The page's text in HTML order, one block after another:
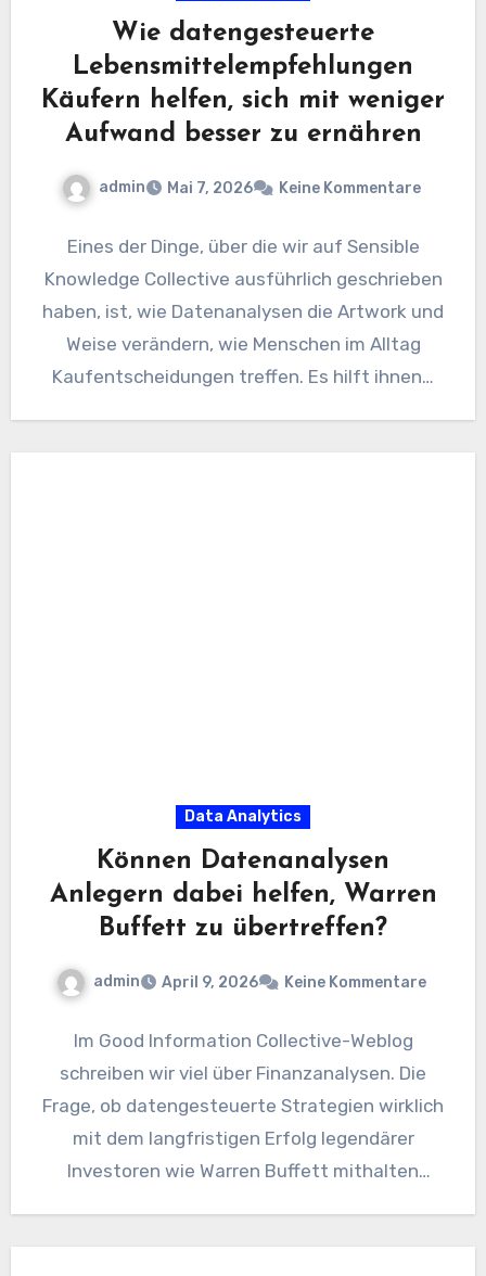
Wie datengesteuerte
Lebensmittelempfehlungen
Käufern helfen, sich mit weniger
Aufwand besser zu ernähren
admin Mai 7, 2026 Keine Kommentare
Eines der Dinge, über die wir auf Sensible
Knowledge Collective ausführlich geschrieben
haben, ist, wie Datenanalysen die Artwork und
Weise verändern, wie Menschen im Alltag
Kaufentscheidungen treffen. Es hilft ihnen…
Data Analytics
Können Datenanalysen
Anlegern dabei helfen, Warren
Buffett zu übertreffen?
admin April 9, 2026 Keine Kommentare
Im Good Information Collective-Weblog
schreiben wir viel über Finanzanalysen. Die
Frage, ob datengesteuerte Strategien wirklich
mit dem langfristigen Erfolg legendärer
Investoren wie Warren Buffett mithalten